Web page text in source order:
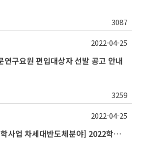
3087
연구요원 편입대상자 선발 공고 안내
3259
2022-04-25
[디지털혁신공유대학사업 차세대반도체분야] 2022학년도 하계 계절수업 포항공과대학교 교류 수학 안내
2022-04-25